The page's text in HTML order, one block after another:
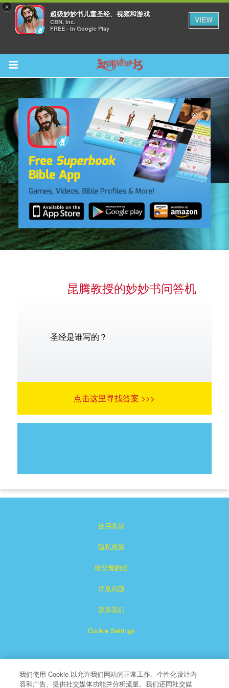
×
超级妙妙书儿童圣经、视频和游戏
CBN, Inc.
FREE - In Google Play
VIEW
Return to Content
昆腾教授的妙妙书问答机
圣经是谁写的？
点击这里寻找答案 >>>
使用条款
隐私政策
给父母的信
常见问题
联系我们
Cookie Settings
我们使用 Cookie 以允许我们网站的正常工作、个性化设计内
容和广告、提供社交媒体功能并分析流量。我们还同社交媒